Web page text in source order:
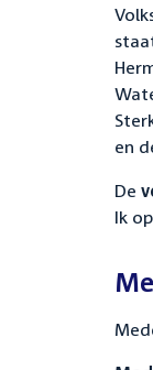
en
De
Ik